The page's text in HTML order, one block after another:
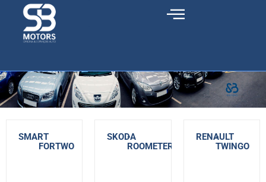
SMART
-
FORTWO
SKODA
-
ROOMETER
RENAULT
-
TWINGO